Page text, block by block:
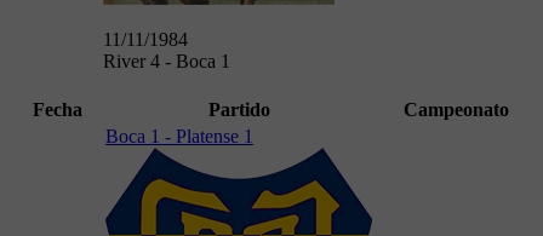
11/11/1984
River 4 - Boca 1
Fecha Partido Campeonato
Boca 1 - Platense 1